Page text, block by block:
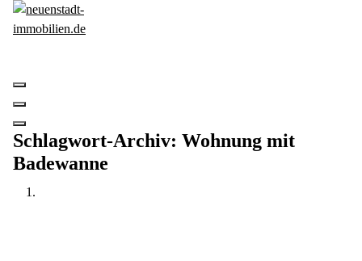
Zum
Inhalt
Schlagwort-Archiv: Wohnung mit
Badewanne